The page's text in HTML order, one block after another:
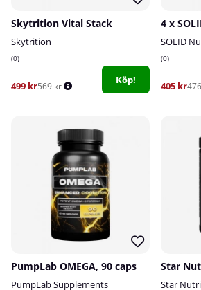
Skytrition Vital Stack
Skytrition
0
499 kr569 kr
Köp!
SOLID
0
405 kr
PumpLab OMEGA, 90 caps
PumpLab Supplements Star